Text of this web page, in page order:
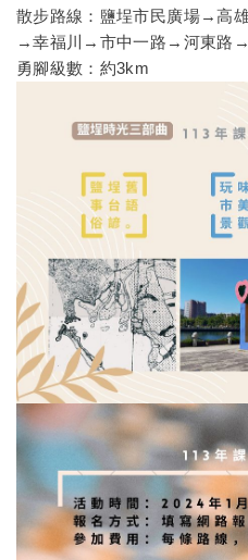
散步路線：鹽埕市民廣場→高
→幸福川→市中一路→河東路→
勇腳級數：約3km